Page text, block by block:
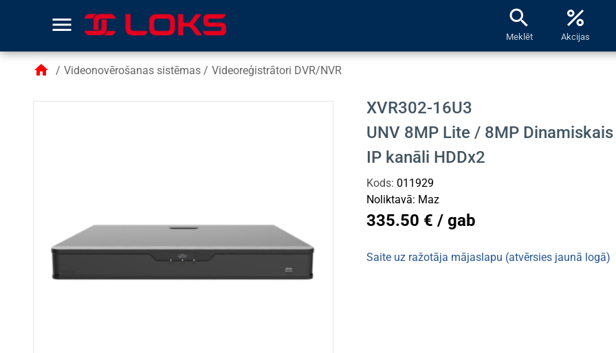
menu search
Meklēt
percent
Akcijas
home / Videonovērošanas sistēmas / Videoreģistrātori DVR/NVR
XVR302-16U3
UNV 8MP Lite / 8MP
IP kanāli HDDx2
Kods: 011929
Noliktavā: Maz
335.50 € / gab
Saite uz ražotāja mājaslapu (atvērsies jaunā logā)